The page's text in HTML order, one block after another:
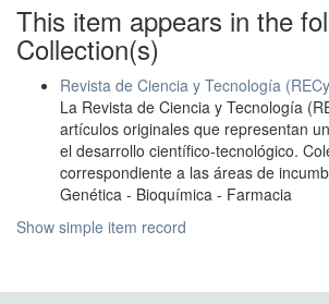
This item appears in the
Collection(s)
Revista de Ciencia y Tecnología
La Revista de Ciencia y Tecnología
artículos originales que representan
el desarrollo científico-tecnológico.
correspondiente a las áreas de
Genética - Bioquímica - Farmacia
Show simple item record